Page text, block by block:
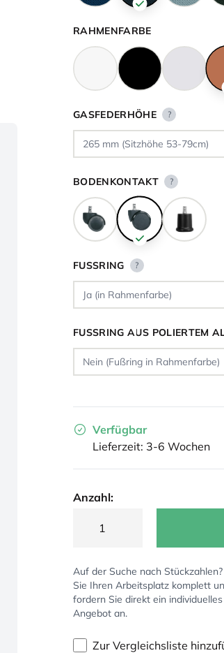
RAHMENFARBE
GASFEDERHÖHE ?
BODENKONTAKT ?
FUSSRING ?
FUSSRING AUS POLIERTEM
Verfügbar
Lieferzeit: 3-6 Wochen
Anzahl:
Auf der Suche nach
Sie Ihren Arbeitsplatz komplett
fordern Sie direkt ein individuelles
Angebot an.
Zur Vergleichsliste